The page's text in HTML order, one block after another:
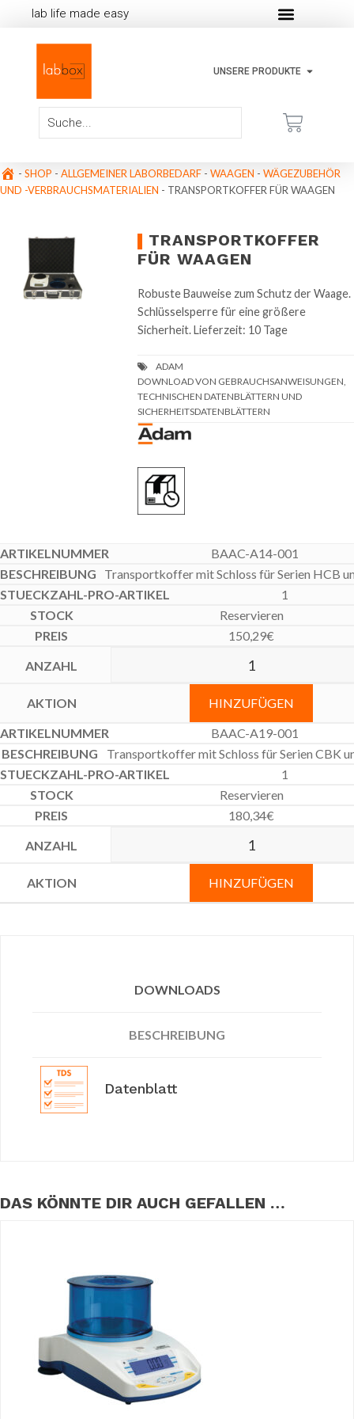
lab life made easy
UNSERE PRODUKTE
- SHOP - ALLGEMEINER LABORBEDARF - WAAGEN - WÄGEZUBEHÖR
UND -VERBRAUCHSMATERIALIEN - TRANSPORTKOFFER FÜR WAAGEN
TRANSPORTKOFFER
FÜR WAAGEN
Robuste Bauweise zum Schutz der Waage.
Schlüsselsperre für eine größere
Sicherheit. Lieferzeit: 10 Tage
DOWNLOAD VON GEBRAUCHSANWEISUNGEN,
TECHNISCHEN DATENBLÄTTERN UND
SICHERHEITSDATENBLÄTTERN
BAAC-A14-001
Transportkoffer mit Schloss für Serien HCB
1
Reservieren
150,29€
HINZUFÜGEN
BAAC-A19-001
Transportkoffer mit Schloss für Serien CBK
1
Reservieren
180,34€
HINZUFÜGEN
DOWNLOADS
BESCHREIBUNG
Datenblatt
DAS KÖNNTE DIR AUCH GEFALLEN …